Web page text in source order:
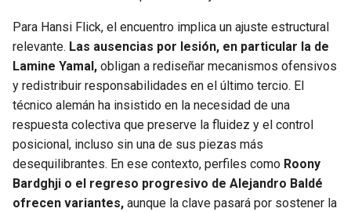
Para Hansi Flick, el encuentro implica un ajuste estructural
relevante. Las ausencias por lesión, en particular la de
Lamine Yamal, obligan a rediseñar mecanismos ofensivos
y redistribuir responsabilidades en el último tercio. El
técnico alemán ha insistido en la necesidad de una
respuesta colectiva que preserve la fluidez y el control
posicional, incluso sin una de sus piezas más
desequilibrantes. En ese contexto, perfiles como Roony
Bardghji o el regreso progresivo de Alejandro Baldé
ofrecen variantes, aunque la clave pasará por sostener la